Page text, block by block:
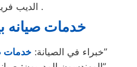
الديب فريزر المبردات .
خدمات صيانه
“خبراء في الصيانة:خدمات
تضمن أفضل أداء”